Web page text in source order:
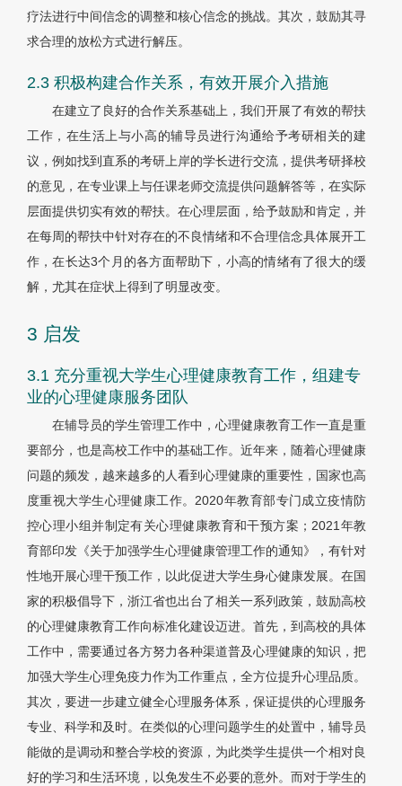
疗法进行中间信念的调整和核心信念的挑战。其次，鼓励其寻
求合理的放松方式进行解压。
2.3 积极构建合作关系，有效开展介入措施
在建立了良好的合作关系基础上，我们开展了有效的帮扶
工作，在生活上与小高的辅导员进行沟通给予考研相关的建
议，例如找到直系的考研上岸的学长进行交流，提供考研择校
的意见，在专业课上与任课老师交流提供问题解答等，在实际
层面提供切实有效的帮扶。在心理层面，给予鼓励和肯定，并
在每周的帮扶中针对存在的不良情绪和不合理信念具体展开工
作，在长达3个月的各方面帮助下，小高的情绪有了很大的缓
解，尤其在症状上得到了明显改变。
3 启发
3.1 充分重视大学生心理健康教育工作，组建专
业的心理健康服务团队
在辅导员的学生管理工作中，心理健康教育工作一直是重
要部分，也是高校工作中的基础工作。近年来，随着心理健康
问题的频发，越来越多的人看到心理健康的重要性，国家也高
度重视大学生心理健康工作。2020年教育部专门成立疫情防
控心理小组并制定有关心理健康教育和干预方案；2021年教
育部印发《关于加强学生心理健康管理工作的通知》，有针对
性地开展心理干预工作，以此促进大学生身心健康发展。在国
家的积极倡导下，浙江省也出台了相关一系列政策，鼓励高校
的心理健康教育工作向标准化建设迈进。首先，到高校的具体
工作中，需要通过各方努力各种渠道普及心理健康的知识，把
加强大学生心理免疫力作为工作重点，全方位提升心理品质。
其次，要进一步建立健全心理服务体系，保证提供的心理服务
专业、科学和及时。在类似的心理问题学生的处置中，辅导员
能做的是调动和整合学校的资源，为此类学生提供一个相对良
好的学习和生活环境，以免发生不必要的意外。而对于学生的